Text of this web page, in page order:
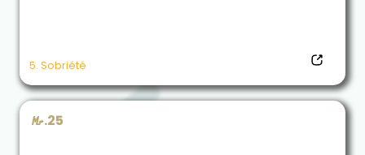
5. Sobriété
M.25